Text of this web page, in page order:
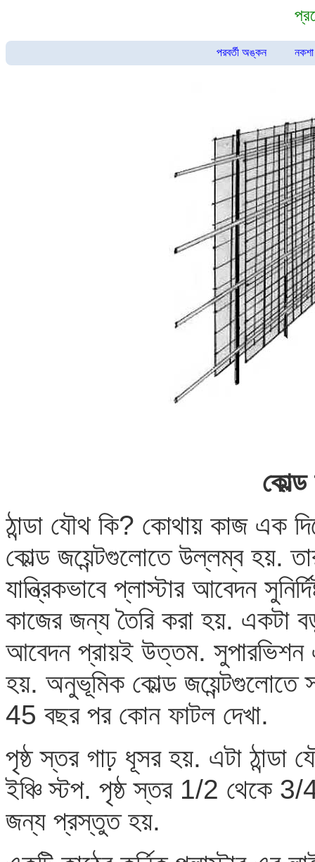
পরবর্তী অঙ্কন
কোল্ড
ঠান্ডা যৌথ কি? কোথায় কাজ এক
কোল্ড জয়েন্টগুলোতে উল্লম্ব হয়.
যান্ত্রিকভাবে প্লাস্টার আবেদন
কাজের জন্য তৈরি করা হয়. একটা
আবেদন প্রায়ই উত্তম. সুপারভিশন
হয়. অনুভূমিক কোল্ড জয়েন্টগুলোতে
45 বছর পর কোন ফাটল দেখা.
পৃষ্ঠ স্তর গাঢ় ধূসর হয়. এটা ঠান্ডা
ইঞ্চি স্টপ. পৃষ্ঠ স্তর 1/2 থেকে 3/4
জন্য প্রস্তুত হয়.